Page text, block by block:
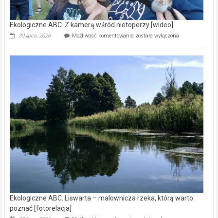
Ekologiczne ABC. Z kamerą wśród nietoperzy [wideo]
30 lipca, 2026 Możliwość komentowania Ekologiczne
kamerą
wśród
została wyłączona
Ekologiczne ABC. Liswarta – malownicza rzeka, którą warto
poznać [fotorelacja]